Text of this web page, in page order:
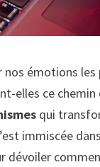
nos émotions
elles ce
qui
immiscée
dévoiler